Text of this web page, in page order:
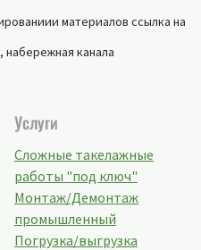
материалов ссылка на
, набережная канала
Услуги
Сложные такелажные
работы "под ключ"
Монтаж/Демонтаж
промышленный
Погрузка/выгрузка